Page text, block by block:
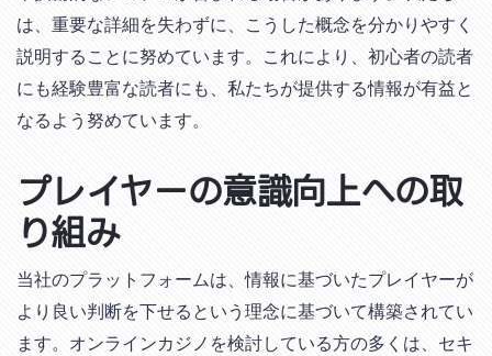
は、重要な詳細を失わずに、こうした概念を分かりやすく
説明することに努めています。これにより、初心者の読者
にも経験豊富な読者にも、私たちが提供する情報が有益と
なるよう努めています。
プレイヤーの意識向上への取
り組み
当社のプラットフォームは、情報に基づいたプレイヤーが
より良い判断を下せるという理念に基づいて構築されてい
ます。オンラインカジノを検討している方の多くは、セキ